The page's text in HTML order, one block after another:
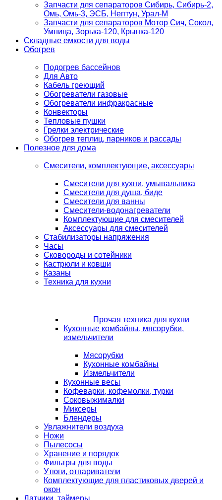
Запчасти для сепараторов Сибирь, Сибирь-2,
Омь, Омь-3, ЭСБ, Нептун, Урал-М
Запчасти для сепараторов Мотор Сич, Сокол,
Умница, Зорька-120, Крынка-120
Складные емкости для воды
Обогрев
Подогрев бассейнов
Для Авто
Кабель греющий
Обогреватели газовые
Обогреватели инфракрасные
Конвекторы
Тепловые пушки
Грелки электрические
Обогрев теплиц, парников и рассады
Полезное для дома
Смесители, комплектующие, аксессуары
Смесители для кухни, умывальника
Смесители для душа, биде
Смесители для ванны
Смесители-водонагреватели
Комплектующие для смесителей
Аксессуары для смесителей
Стабилизаторы напряжения
Часы
Сковороды и сотейники
Кастрюли и ковши
Казаны
Техника для кухни
Прочая техника для кухни
Кухонные комбайны, мясорубки,
измельчители
Мясорубки
Кухонные комбайны
Измельчители
Кухонные весы
Кофеварки, кофемолки, турки
Соковыжималки
Миксеры
Блендеры
Увлажнители воздуха
Ножи
Пылесосы
Хранение и порядок
Фильтры для воды
Утюги, отпариватели
Комплектующие для пластиковых дверей и
окон
Датчики, таймеры